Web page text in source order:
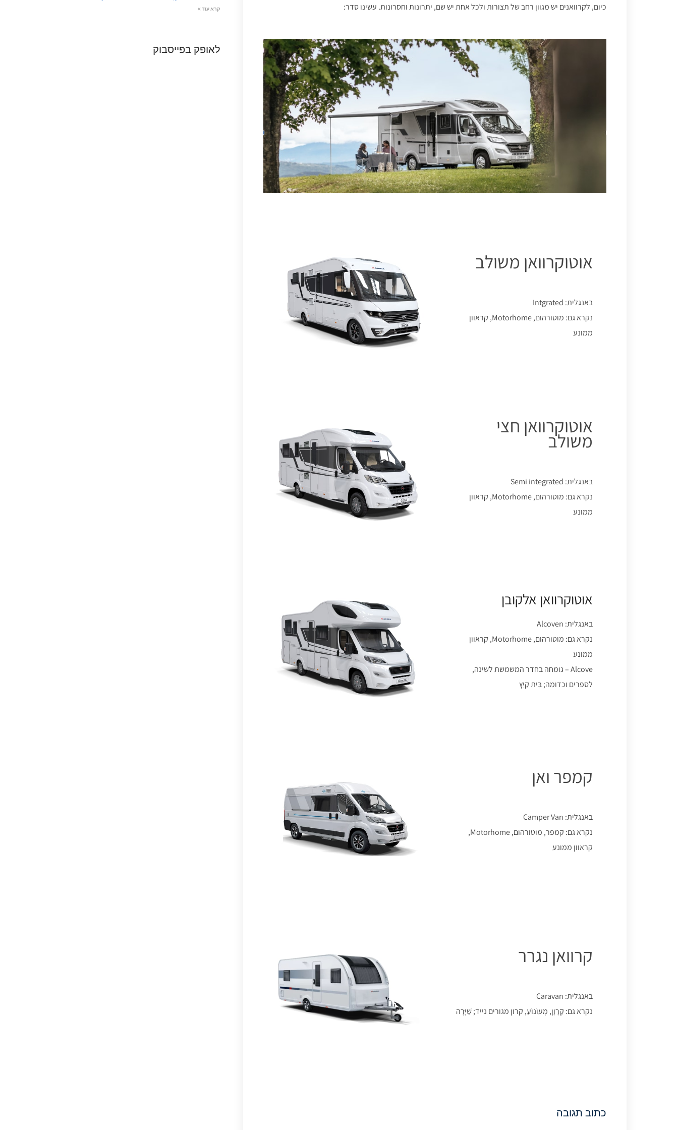
כיום, לקרוואנים יש מגוון רחב של תצורות ולכל אחת יש שם, יתרונות וחסרונות. עשינו סדר:
אוטוקרוואן משולב
באנגלית: Intgrated
נקרא גם: מוטורהום, Motorhome, קראוון
ממונע
אוטוקרוואן חצי
משולב
באנגלית: Semi integrated
נקרא גם: מוטורהום, Motorhome, קראוון
ממונע
אוטוקרוואן אלקובן
באנגלית: Alcoven
נקרא גם: מוטורהום, Motorhome, קראוון
ממונע
Alcove – גומחה בחדר המשמשת לשינה,
לספרים וכדומה; בֵּית קַיִץ
קמפר ואן
באנגלית: Camper Van
נקרא גם: קמפר, מוטורהום, Motorhome,
קראוון ממונע
קרוואן נגרר
באנגלית: Caravan
נקרא גם: קָרָוָן, מְעוֹנוֹעַ, קרון מגורים נייד; שַׁיָּרָה
כתוב תגובה
קרא עוד »
לאופק בפייסבוק